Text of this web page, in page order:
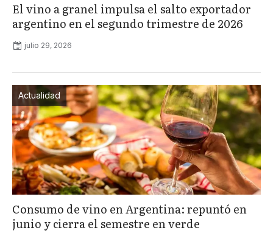
El vino a granel impulsa el salto exportador
argentino en el segundo trimestre de 2026
julio 29, 2026
Actualidad
Consumo de vino en Argentina: repuntó en
junio y cierra el semestre en verde